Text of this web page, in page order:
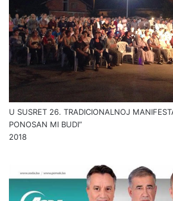
U SUSRET 26. TRADICIONALNOJ
PONOSAN MI BUDI”
2018